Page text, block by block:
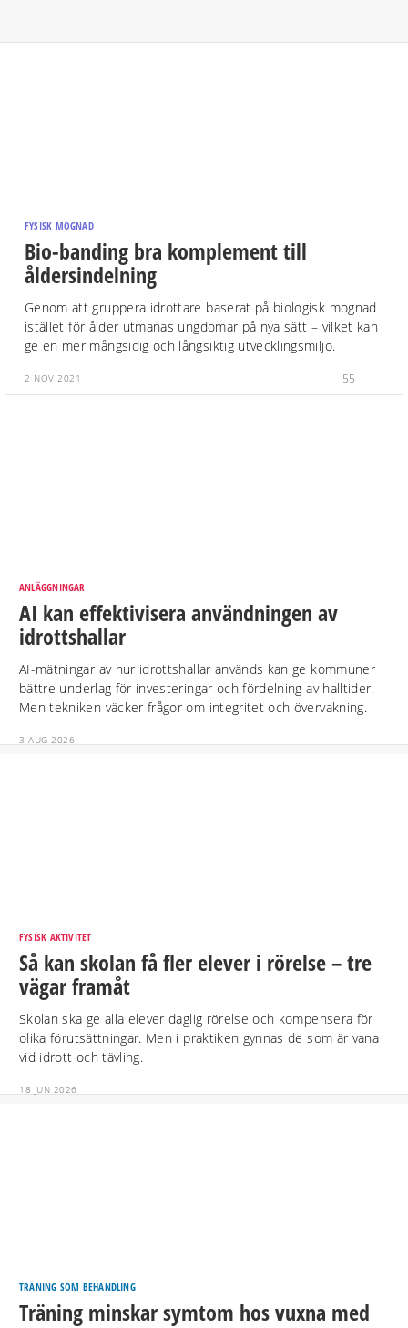
FYSISK MOGNAD
Bio-banding bra komplement till
åldersindelning
Genom att gruppera idrottare baserat på biologisk mognad
istället för ålder utmanas ungdomar på nya sätt – vilket kan
ge en mer mångsidig och långsiktig utvecklingsmiljö.
2 NOV 2021 55
ANLÄGGNINGAR
AI kan effektivisera användningen av
idrottshallar
AI-mätningar av hur idrottshallar används kan ge kommuner
bättre underlag för investeringar och fördelning av halltider.
Men tekniken väcker frågor om integritet och övervakning.
3 AUG 2026
FYSISK AKTIVITET
Så kan skolan få fler elever i rörelse – tre
vägar framåt
Skolan ska ge alla elever daglig rörelse och kompensera för
olika förutsättningar. Men i praktiken gynnas de som är vana
vid idrott och tävling.
18 JUN 2026
TRÄNING SOM BEHANDLING
Träning minskar symtom hos vuxna med